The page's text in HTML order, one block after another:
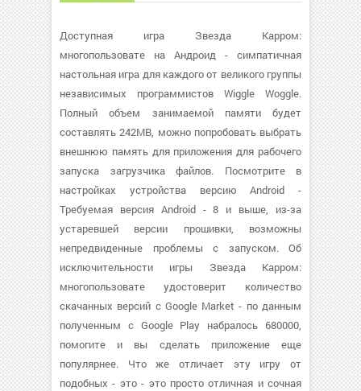
Доступная игра Звезда Карром:
многопользовате на Андроид - симпатичная
настольная игра для каждого от великого группы
независимых программистов Wiggle Woggle.
Полный объем занимаемой памяти будет
составлять 242MB, можно попробовать выбрать
внешнюю память для приложения для рабочего
запуска загрузчика файлов. Посмотрите в
настройках устройства версию Android -
Требуемая версия Android - 8 и выше, из-за
устаревшей версии прошивки, возможны
непредвиденные проблемы с запуском. Об
исключительности игры Звезда Карром:
многопользовате удостоверит количество
скачанных версий с Google Market - по данным
полученным с Google Play набралось 680000,
помогите и вы сделать приложение еще
популярнее. Что же отличает эту игру от
подобных - это - это просто отличная и сочная